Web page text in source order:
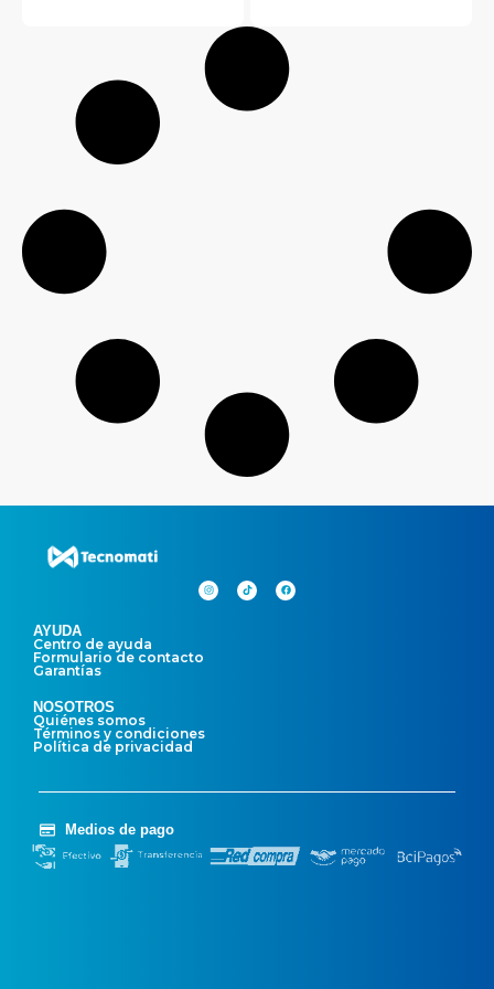
AYUDA
Centro de ayuda
Formulario de contacto
Garantías
NOSOTROS
Quiénes somos
Términos y condiciones
Política de privacidad
Medios de pago